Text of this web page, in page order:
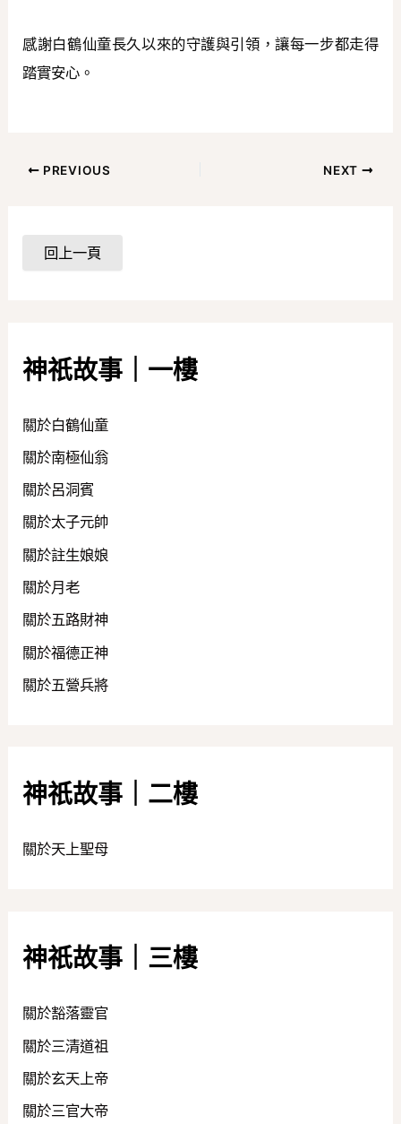
神祇故事｜一樓
關於白鶴仙童
關於南極仙翁
關於呂洞賓
關於太子元帥
關於註生娘娘
關於月老
關於五路財神
關於福德正神
關於五營兵將
神祇故事｜二樓
關於天上聖母
神祇故事｜三樓
關於豁落靈官
關於三清道祖
關於玄天上帝
關於三官大帝
感謝白鶴仙童長久以來的守護與引領，讓每一步都走得
踏實安心。
PREVIOUS NEXT